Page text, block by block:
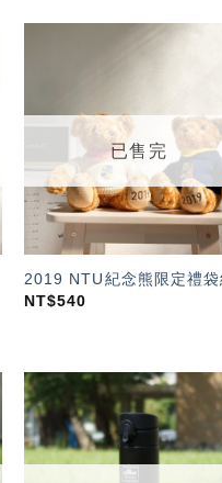
望
已售完
2019 NTU紀念熊限定禮袋
NT$540
加